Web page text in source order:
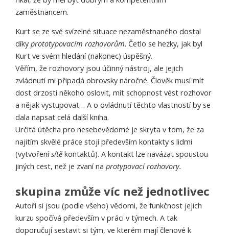
zaměstnancem.
Kurt se ze své svízelné situace nezaměstnaného dostal
díky prototypovacím rozhovorům. Četlo se hezky, jak byl
Kurt ve svém hledání (nakonec) úspěšný.
Věřím, že rozhovory jsou účinný nástroj, ale jejich
zvládnutí mi připadá obrovsky náročné. Člověk musí mít
dost drzosti někoho oslovit, mít schopnost vést rozhovor
a nějak vystupovat… A o ovládnutí těchto vlastností by se
dala napsat celá další kniha.
Určitá útěcha pro nesebevědomé je skryta v tom, že za
najitím skvělé práce stojí především kontakty s lidmi
(vytvořenísítě kontaktů). A kontakt lze navázat spoustou
jiných cest, než je zvaní na protypovací rozhovory.
skupina zmůže víc než jednotlivec
Autoři si jsou (podle všeho) vědomi, že funkčnost jejich
kurzu spočívá především v práci v týmech. A tak
doporučují sestavit si tým, ve kterém mají členové k